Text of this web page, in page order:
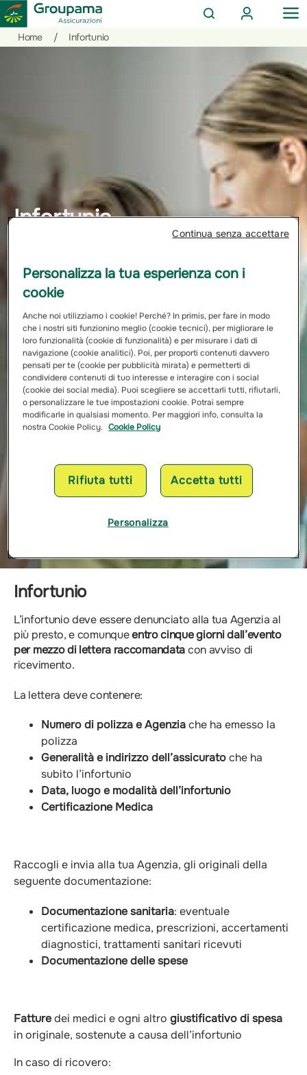
Salta
al
ai
alle
CERCA
AREA
CLIENTI
Home
/ Infortunio
Infortunio
Infortunio
L’infortunio deve essere denunciato alla tua Agenzia al
più presto, e comunqueentro cinque giorni dall’evento
per mezzo di lettera raccomandatacon avviso di
ricevimento.
La lettera deve contenere:
Numero di polizza e Agenziache ha emesso la
polizza
Generalità e indirizzo dell’assicuratoche ha
subito l’infortunio
Data, luogo e modalità dell’infortunio
Certificazione Medica
Raccogli e invia alla tua Agenzia, gli originali della
seguente documentazione:
Documentazione sanitaria: eventuale
certificazione medica, prescrizioni, accertamenti
diagnostici, trattamenti sanitari ricevuti
Documentazione delle spese
Fatturedei medici e ogni altro giustificativo di spesa
in originale, sostenute a causa dell’infortunio
In caso di ricovero:
Personalizza la tua esperienza con i
cookie
Anche noi utilizziamo i cookie! Perché? In primis, per fare in modo
che i nostri siti funzionino meglio (cookie tecnici), per migliorare le
loro funzionalità (cookie di funzionalità) e per misurare i dati di
navigazione (cookie analitici). Poi, per proporti contenuti davvero
pensati per te (cookie per pubblicità mirata) e permetterti di
condividere contenuti di tuo interesse e interagire con i social
(cookie dei social media). Puoi scegliere se accettarli tutti, rifiutarli,
o personalizzare le tue impostazioni cookie. Potrai sempre
modificarle in qualsiasi momento. Per maggiori info, consulta la
nostra Cookie Policy. Cookie Policy
Rifiuta tutti Accetta tutti
Personalizza
Continua senza accettare